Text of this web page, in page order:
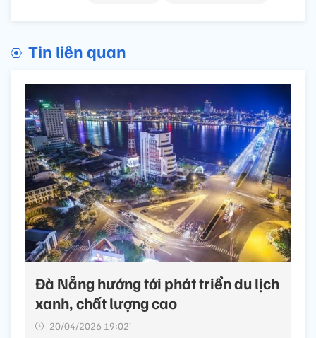
Tin liên quan
Đà Nẵng hướng tới phát triển du lịch
xanh, chất lượng cao
20/04/2026 19:02’